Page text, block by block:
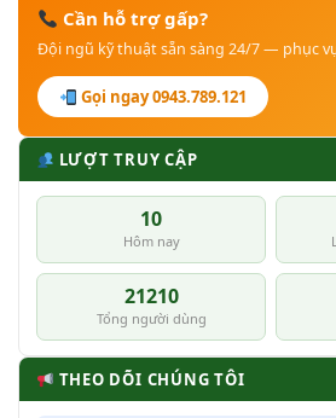
Cần hỗ trợ gấp?
Đội ngũ kỹ thuật sẵn sàng 24/7 — phục
Gọi ngay 0943.789.121
LƯỢT TRUY CẬP
10
Hôm nay
21210
Tổng người dùng
THEO DÕI CHÚNG TÔI